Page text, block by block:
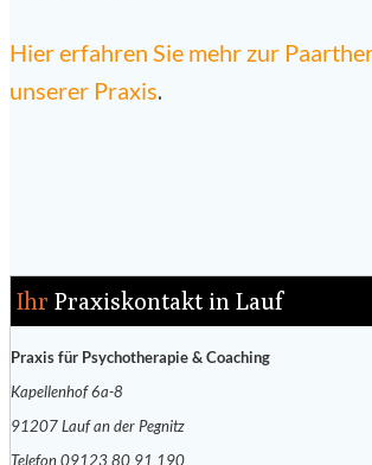
Hier erfahren Sie mehr zur
unserer Praxis.
Ihr Praxiskontakt in Lauf
Praxis für Psychotherapie & Coaching
Kapellenhof 6a-8
91207 Lauf an der Pegnitz
Telefon 09123 80 91 190